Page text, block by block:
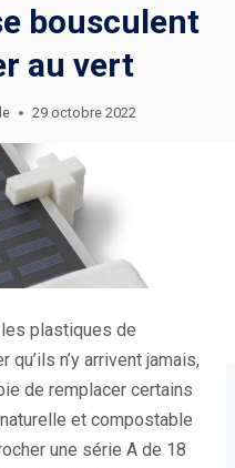
bousculent
au vert
29 octobre 2022
les plastiques de
qu’ils n’y arrivent jamais,
de remplacer certains
et compostable
une série A de 18